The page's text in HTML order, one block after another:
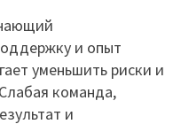
и опыт
уменьшить риски и
команда,
и